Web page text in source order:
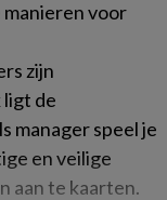
voor
zijn
de
manager speel je
en veilige
aan te kaarten.